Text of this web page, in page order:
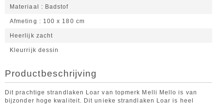
Materiaal Badstof
Afmeting 100 x 180 cm
Heerlijk zacht
Kleurrijk dessin
Productbeschrijving
Dit prachtige strandlaken Loar van topmerk Melli Mello is van
bijzonder hoge kwaliteit. Dit unieke strandlaken Loar is heel